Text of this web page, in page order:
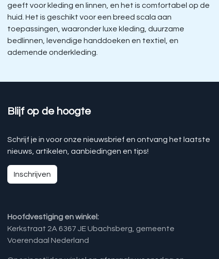
geeft voor kleding en linnen, en het is comfortabel op de
huid. Het is geschikt voor een breed scala aan
toepassingen, waaronder luxe kleding, duurzame
bedlinnen, levendige handdoeken en textiel, en
ademende onderkleding.
Blijf op de hoogte
Schrijf je in voor onze nieuwsbrief en ontvang het laatste
nieuws, artikelen, aanbiedingen en tips!
Inschrijven
Hoofdvestiging en winkel:
Kerkstraat 2A 6367 JE Ubachsberg, gemeente
Voerendaal Nederland